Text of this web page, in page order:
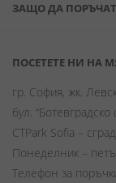
ЗАЩО ДА
ПОСЕТЕТЕ НИ НА
гр. София, жк.
бул.
CTPark Sofia –
Понеделник –
Телефон за